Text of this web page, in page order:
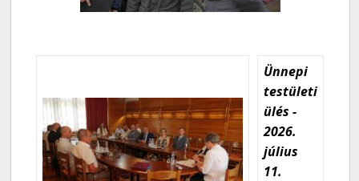
Ünnepi
testületi
ülés -
2026.
július
11.